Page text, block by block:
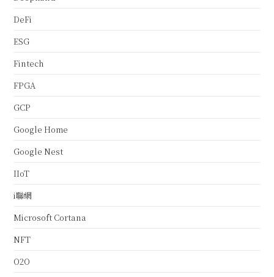
DeFi
ESG
Fintech
FPGA
GCP
Google Home
Google Nest
IIoT
i聯網
Microsoft Cortana
NFT
O2O